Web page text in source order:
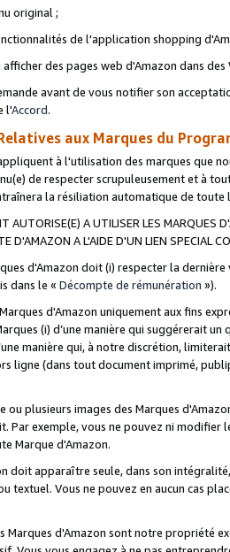
original ;
de l'application shopping
des pages web d'Amazon dans
avant de vous notifier son
l'Accord.
aux Marques du
à l'utilisation des marques que
de respecter scrupuleusement et à
la résiliation automatique de
AUTORISE(E) A UTILISER LES MARQUES
D'AMAZON A L'AIDE D'UN LIEN SPECIAL
d'Amazon doit (i) respecter la
dans le « Décompte de rémunération »).
d'Amazon uniquement aux fins
(i) d’une manière qui suggérerait
manière qui, à notre discrétion,
ligne (dans tout document imprimé,
ou plusieurs images des Marques
Par exemple, vous ne pouvez ni
Marque d'Amazon.
doit apparaître seule, dans son
textuel. Vous ne pouvez en aucun cas
Marques d'Amazon sont notre propriété